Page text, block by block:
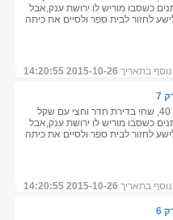
כשסבו מוריש לו ירושת ענק,אבל
לחזור לבית ספר ולסיים את כיתה
נוסף בתאריך 2015-10-26 14:20:55
אלישע הוא בטלן בן 40, שחי בדירת חדר וחצי עם שקל
כשסבו מוריש לו ירושת ענק,אבל
לחזור לבית ספר ולסיים את כיתה
נוסף בתאריך 2015-10-26 14:20:55